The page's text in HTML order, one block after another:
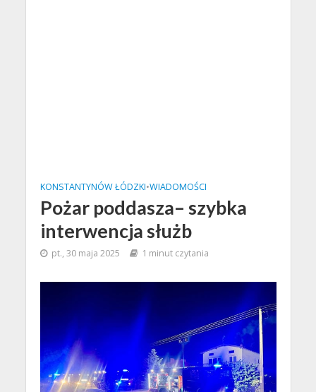
KONSTANTYNÓW ŁÓDZKI•WIADOMOŚCI
Pożar poddasza– szybka
interwencja służb
pt., 30 maja 2025 1 minut czytania